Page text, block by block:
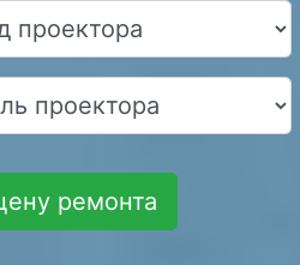
ремонта